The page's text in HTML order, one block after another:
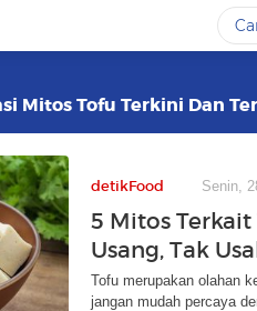
Mitos Tofu Terkini Dan
detikFood Senin,
5 Mitos
Usang, Tak
Tofu merupakan olahan
jangan mudah percaya